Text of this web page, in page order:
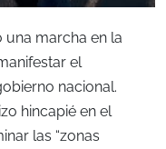
una marcha en la
el
nacional.
hincapié en el
las “zonas